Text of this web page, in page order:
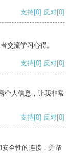
支持[0] 反对[0]
交流学习心得。
支持[0] 反对[0]
个人信息，让我非常
支持[0] 反对[0]
全性的连接，并帮